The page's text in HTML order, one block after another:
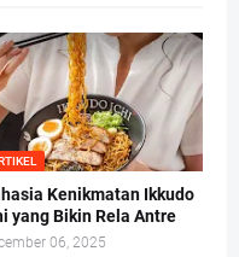
Kenikmatan Ikkudo
yang Bikin Rela Antre
06, 2025